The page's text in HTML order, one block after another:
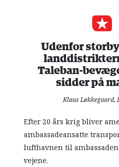
Udenfor
Taleban-
sidder på
Klaus Løkkegaard,
Efter 20 års krig bliver
ambassadeansatte
lufthavnen til
vejene.